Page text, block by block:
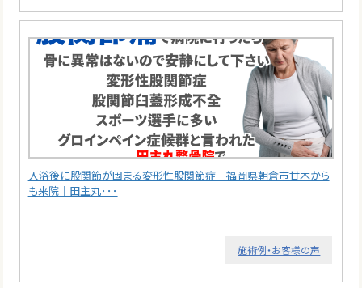
入浴後に股関節が固まる変形性股関節症｜福岡県朝倉市甘木から
も来院｜田主丸･･･
施術例・お客様の声